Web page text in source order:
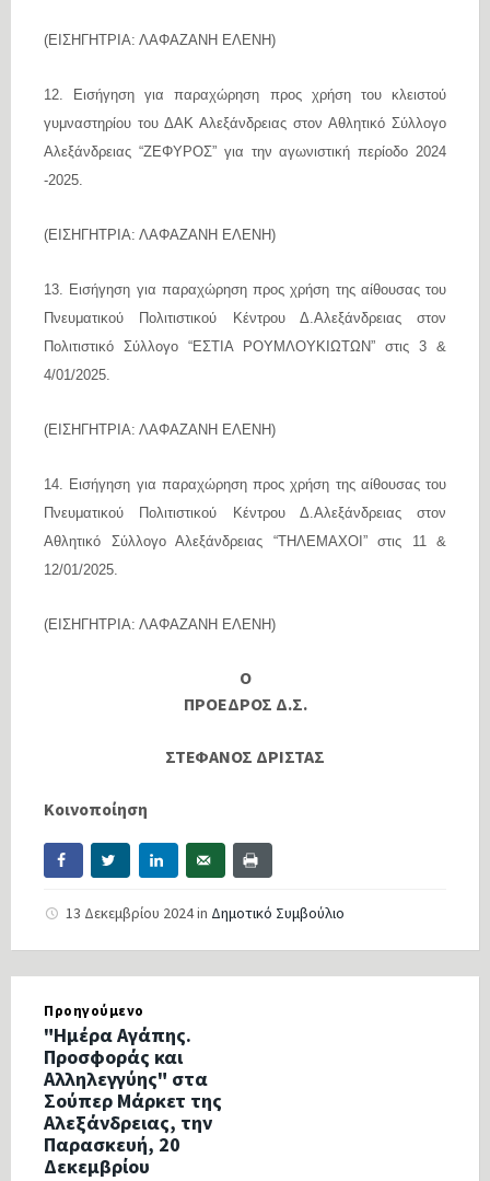
(ΕΙΣΗΓΗΤΡΙΑ: ΛΑΦΑΖΑΝΗ ΕΛΕΝΗ)
12. Εισήγηση για παραχώρηση προς χρήση του κλειστού
γυμναστηρίου του ΔΑΚ Αλεξάνδρειας στον Αθλητικό Σύλλογο
Αλεξάνδρειας “ΖΕΦΥΡΟΣ” για την αγωνιστική περίοδο 2024
-2025.
(ΕΙΣΗΓΗΤΡΙΑ: ΛΑΦΑΖΑΝΗ ΕΛΕΝΗ)
13. Εισήγηση για παραχώρηση προς χρήση της αίθουσας του
Πνευματικού Πολιτιστικού Κέντρου Δ.Αλεξάνδρειας στoν
Πολιτιστικό Σύλλογο “ΕΣΤΙΑ ΡΟΥΜΛΟΥΚΙΩΤΩΝ” στις 3 &
4/01/2025.
(ΕΙΣΗΓΗΤΡΙΑ: ΛΑΦΑΖΑΝΗ ΕΛΕΝΗ)
14. Εισήγηση για παραχώρηση προς χρήση της αίθουσας του
Πνευματικού Πολιτιστικού Κέντρου Δ.Αλεξάνδρειας στoν
Αθλητικό Σύλλογο Αλεξάνδρειας “ΤΗΛΕΜΑΧΟΙ” στις 11 &
12/01/2025.
(ΕΙΣΗΓΗΤΡΙΑ: ΛΑΦΑΖΑΝΗ ΕΛΕΝΗ)
Ο
ΠΡΟΕΔΡΟΣ Δ.Σ.
ΣΤΕΦΑΝΟΣ ΔΡΙΣΤΑΣ
Κοινοποίηση
13 Δεκεμβρίου 2024in Δημοτικό Συμβούλιο
Προηγούμενο
"Ημέρα Αγάπης.
Προσφοράς και
Αλληλεγγύης" στα
Σούπερ Μάρκετ της
Αλεξάνδρειας, την
Παρασκευή, 20
Δεκεμβρίου